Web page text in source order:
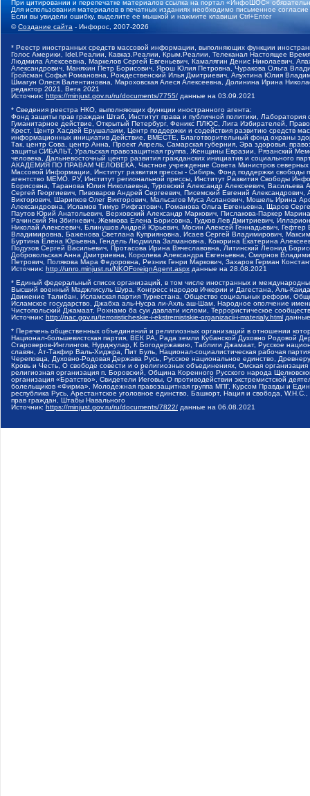
При цитировании и перепечатке материалов ссылка на портал «ИнфоШОС»
Для использования материалов в печатных изданиях необходимо письменное
Если вы увидели ошибку, выделите ее мышкой и нажмите клавиши Ctrl+Enter
©Создание сайта - Инфорос, 2007-2026
* Реестр иностранных средств массовой информации, выполняющих функции
Голос Америки, Idel.Реалии, Кавказ.Реалии, Крым.Реалии, Телеканал Настоящее
Людмила Алексеевна, Маркелов Сергей Евгеньевич, Камалягин Денис Николаевич,
Александрович, Маняхин Петр Борисович, Ярош Юлия Петровна, Чуракова Ольга
Гройсман Софья Романовна, Рождественский Илья Дмитриевич, Апухтина Юлия
Шмагун Олеся Валентиновна, Мароховская Алеся Алексеевна, Долинина Ирина
редактор 2021, Вега 2021
Источник: https://minjust.gov.ru/ru/documents/7755/ данные на 03.09.2021
* Сведения реестра НКО, выполняющих функции иностранного агента:
Фонд защиты прав граждан Штаб, Институт права и публичной политики,
Гуманитарное действие, Открытый Петербург, Феникс ПЛЮС, Лига Избирателей,
Крест, Центр Хасдей Ерушалаим, Центр поддержки и содействия развитию средств
информационных инициатив Действие, ВМЕСТЕ, Благотворительный фонд охраны
Так, центр Сова, центр Анна, Проект Апрель, Самарская губерния, Эра здоровья,
защиты СИБАЛЬТ, Уральская правозащитная группа, Женщины Евразии, Рязанский
человека, Дальневосточный центр развития гражданских инициатив и социального
АКАДЕМИЯ ПО ПРАВАМ ЧЕЛОВЕКА, Частное учреждение Совета Министров северных
Массовой Информации, Институт развития прессы - Сибирь, Фонд поддержки
агентство МЕМО. РУ, Институт региональной прессы, Институт Развития Свободы
Борисовна, Таранова Юлия Николаевна, Туровский Александр Алексеевич,
Сергей Георгиевич, Пивоваров Андрей Сергеевич, Писемский Евгений
Викторович, Шарипков Олег Викторович, Мальсагов Муса Асланович, Мошель Ирина
Александровна, Исламов Тимур Рифгатович, Романова Ольга Евгеньевна, Щаров
Паутов Юрий Анатольевич, Верховский Александр Маркович, Пислакова-Паркер
Рачинский Ян Збигневич, Жемкова Елена Борисовна, Гудков Лев Дмитриевич,
Николай Алексеевич, Блинушов Андрей Юрьевич, Мосин Алексей Геннадьевич,
Владимировна, Баженова Светлана Куприяновна, Исаев Сергей Владимирович,
Буртина Елена Юрьевна, Гендель Людмила Залмановна, Кокорина Екатерина
Подузов Сергей Васильевич, Протасова Ирина Вячеславовна, Литинский Леонид
Добровольская Анна Дмитриевна, Королева Александра Евгеньевна, Смирнов
Петрович, Полякова Мара Федоровна, Резник Генри Маркович, Захаров Герман
Источник: http://unro.minjust.ru/NKOForeignAgent.aspx данные на 28.08.2021
* Единый федеральный список организаций, в том числе иностранных и
Высший военный Маджлисуль Шура, Конгресс народов Ичкерии и Дагестана, Аль-
Движение Талибан, Исламская партия Туркестана, Общество социальных реформ,
Исламское государство, Джабха аль-Нусра ли-Ахль аш-Шам, Народное ополчение
Чистопольский Джамаат, Рохнамо ба суи давлати исломи, Террористическое
Источник: http://nac.gov.ru/terroristicheskie-i-ekstremistskie-organizacii-i-materialy.html
* Перечень общественных объединений и религиозных организаций в отношении
Национал-большевистская партия, ВЕК РА, Рада земли Кубанской Духовно Родовой
Староверов-Инглингов, Нурджулар, К Богодержавию, Таблиги Джамаат, Русское
славян, Ат-Такфир Валь-Хиджра, Пит Буль, Национал-социалистическая рабочая
Череповца, Духовно-Родовая Держава Русь, Русское национальное единство,
Кровь и Честь, О свободе совести и о религиозных объединениях, Омская
религиозная организация п. Боровский, Община Коренного Русского народа
организация «Братство», Свидетели Иеговы, О противодействии экстремистской
болельщиков «Фирма», Молодежная правозащитная группа МПГ, Курсом Правды и
республика Русь, Арестантское уголовное единство, Башкорт, Нация и свобода,
прав граждан, Штабы Навального
Источник: https://minjust.gov.ru/ru/documents/7822/ данные на 06.08.2021